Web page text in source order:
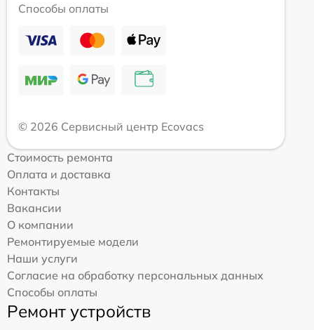
Способы оплаты
© 2026 Сервисный центр Ecovacs
Стоимость ремонта
Оплата и доставка
Контакты
Вакансии
О компании
Ремонтируемые модели
Наши услуги
Согласие на обработку персональных данных
Способы оплаты
Ремонт устройств